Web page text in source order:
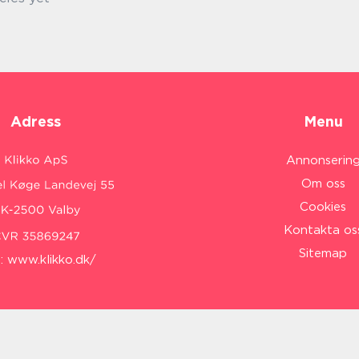
Adress
www.klikko.dk/
Menu
Om oss
Cookies
Kontakta
Sitemap